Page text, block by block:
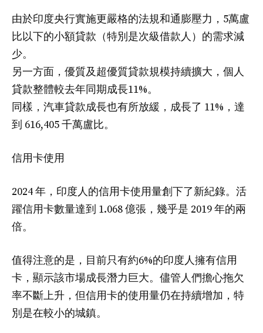
由於印度央行實施更嚴格的法規和通膨壓力，5萬盧
比以下的小額貸款（特別是次級借款人）的需求減
少。
另一方面，優質及超優質貸款規模持續擴大，個人
貸款整體較去年同期成長11%。
同樣，汽車貸款成長也有所放緩，成長了 11%，達
到 616,405 千萬盧比。
信用卡使用
2024 年，印度人的信用卡使用量創下了新紀錄。活
躍信用卡數量達到 1.068 億張，幾乎是 2019 年的兩
倍。
值得注意的是，目前只有約6%的印度人擁有信用
卡，顯示該市場成長潛力巨大。儘管人們擔心拖欠
率不斷上升，但信用卡的使用量仍在持續增加，特
別是在較小的城鎮。